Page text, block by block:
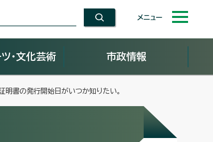
メニュー
・文化芸術 市政情報
明書の発行開始日がいつか知りたい。